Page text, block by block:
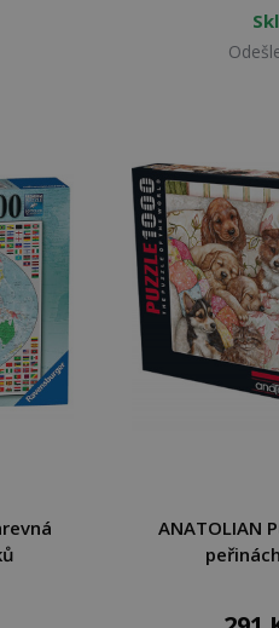
ANATOLIAN